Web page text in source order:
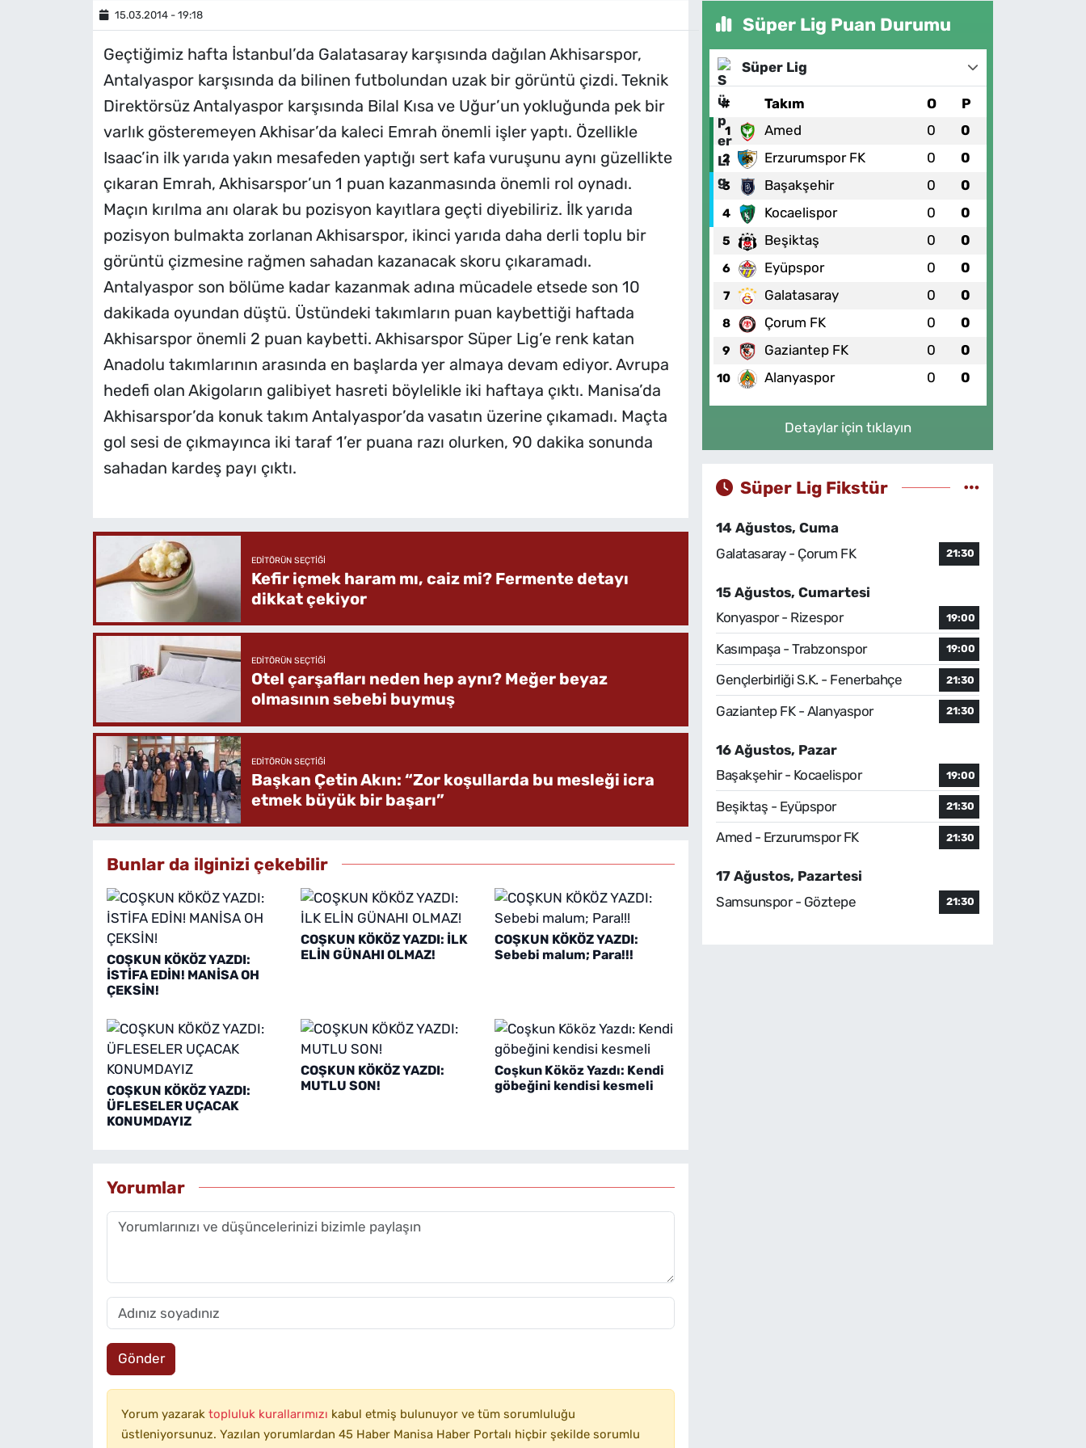
15.03.2014 - 19:18
Geçtiğimiz hafta İstanbul’da Galatasaray karşısında dağılan Akhisarspor,
Antalyaspor karşısında da bilinen futbolundan uzak bir görüntü çizdi. Teknik
Direktörsüz Antalyaspor karşısında Bilal Kısa ve Uğur’un yokluğunda pek bir
varlık gösteremeyen Akhisar’da kaleci Emrah önemli işler yaptı. Özellikle
Isaac’in ilk yarıda yakın mesafeden yaptığı sert kafa vuruşunu aynı güzellikte
çıkaran Emrah, Akhisarspor’un 1 puan kazanmasında önemli rol oynadı.
Maçın kırılma anı olarak bu pozisyon kayıtlara geçti diyebiliriz. İlk yarıda
pozisyon bulmakta zorlanan Akhisarspor, ikinci yarıda daha derli toplu bir
görüntü çizmesine rağmen sahadan kazanacak skoru çıkaramadı.
Antalyaspor son bölüme kadar kazanmak adına mücadele etsede son 10
dakikada oyundan düştü. Üstündeki takımların puan kaybettiği haftada
Akhisarspor önemli 2 puan kaybetti. Akhisarspor Süper Lig’e renk katan
Anadolu takımlarının arasında en başlarda yer almaya devam ediyor. Avrupa
hedefi olan Akigoların galibiyet hasreti böylelikle iki haftaya çıktı. Manisa’da
Akhisarspor’da konuk takım Antalyaspor’da vasatın üzerine çıkamadı. Maçta
gol sesi de çıkmayınca iki taraf 1’er puana razı olurken, 90 dakika sonunda
sahadan kardeş payı çıktı.
EDITÖRÜN SEÇTIĞI
Kefir içmek haram mı, caiz mi? Fermente detayı
dikkat çekiyor
EDITÖRÜN SEÇTIĞI
Otel çarşafları neden hep aynı? Meğer beyaz
olmasının sebebi buymuş
EDITÖRÜN SEÇTIĞI
Başkan Çetin Akın: “Zor koşullarda bu mesleği icra
etmek büyük bir başarı”
Bunlar da ilginizi çekebilir
COŞKUN KÖKÖZ YAZDI:
İSTİFA EDİN! MANİSA OH
ÇEKSİN!
COŞKUN KÖKÖZ YAZDI: İLK
ELİN GÜNAHI OLMAZ!
COŞKUN KÖKÖZ YAZDI:
Sebebi malum; Para!!!
COŞKUN KÖKÖZ YAZDI:
ÜFLESELER UÇACAK
KONUMDAYIZ
COŞKUN KÖKÖZ YAZDI:
MUTLU SON!
Coşkun Kököz Yazdı: Kendi
göbeğini kendisi kesmeli
Yorumlar
Gönder
Yorum yazarak topluluk kurallarımızı kabul etmiş bulunuyor ve tüm sorumluluğu
üstleniyorsunuz. Yazılan yorumlardan 45 Haber Manisa Haber Portalı hiçbir şekilde sorumlu
Süper Lig Puan Durumu
Süper Lig
# Takım O P
1 Amed 0 0
2 Erzurumspor FK 0 0
3 Başakşehir 0 0
4 Kocaelispor 0 0
5 Beşiktaş 0 0
6 Eyüpspor 0 0
7 Galatasaray 0 0
8 Çorum FK 0 0
9 Gaziantep FK 0 0
10 Alanyaspor 0 0
Detaylar için tıklayın
Süper Lig Fikstür
14 Ağustos, Cuma
Galatasaray - Çorum FK
21:30
15 Ağustos, Cumartesi
Konyaspor - Rizespor
19:00
Kasımpaşa - Trabzonspor 19:00
Gençlerbirliği S.K. - Fenerbahçe 21:30
Gaziantep FK - Alanyaspor 21:30
16 Ağustos, Pazar
Başakşehir - Kocaelispor
19:00
Beşiktaş - Eyüpspor 21:30
Amed - Erzurumspor FK 21:30
17 Ağustos, Pazartesi
Samsunspor - Göztepe
21:30
MAGAZİN